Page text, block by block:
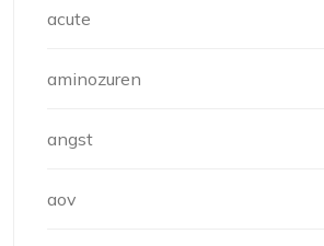
acute
aminozuren
angst
aov